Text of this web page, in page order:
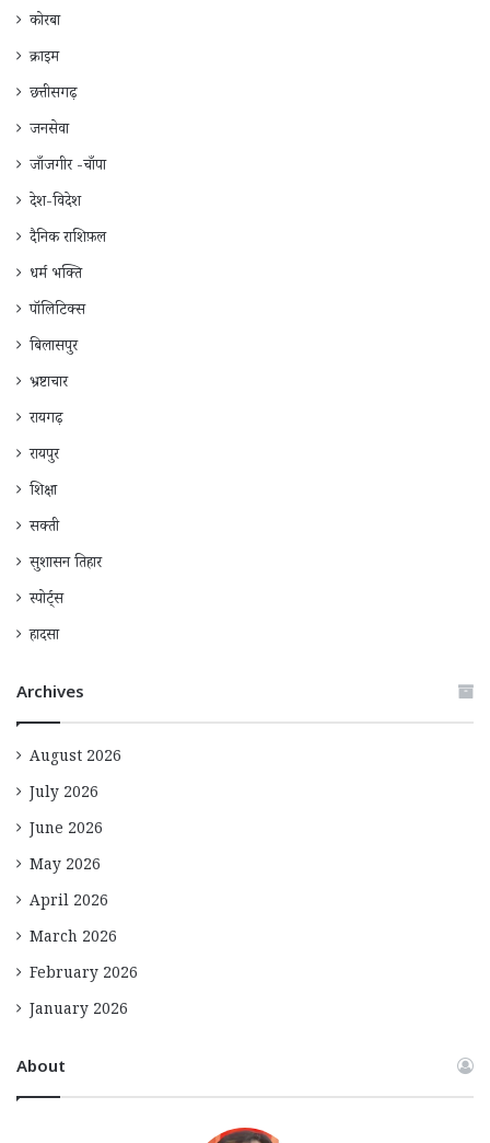
कोरबा
क्राइम
छत्तीसगढ़
जनसेवा
जाँजगीर -चाँपा
देश-विदेश
दैनिक राशिफ़ल
धर्म भक्ति
पॉलिटिक्स
बिलासपुर
भ्रष्टाचार
रायगढ़
रायपुर
शिक्षा
सक्ती
सुशासन तिहार
स्पोर्ट्स
हादसा
Archives
August 2026
July 2026
June 2026
May 2026
April 2026
March 2026
February 2026
January 2026
About